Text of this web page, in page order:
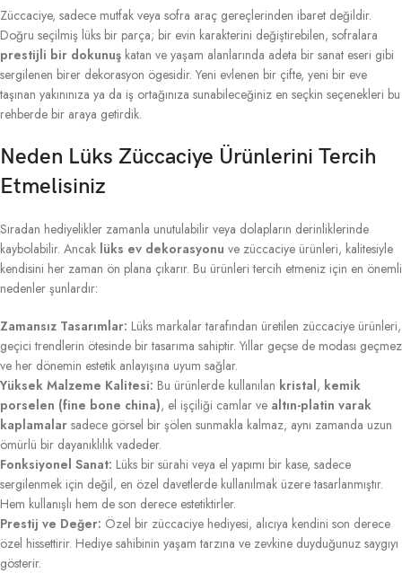
Züccaciye, sadece mutfak veya sofra araç gereçlerinden ibaret değildir.
Doğru seçilmiş lüks bir parça; bir evin karakterini değiştirebilen, sofralara
prestijli bir dokunuş katan ve yaşam alanlarında adeta bir sanat eseri gibi
sergilenen birer dekorasyon ögesidir. Yeni evlenen bir çifte, yeni bir eve
taşınan yakınınıza ya da iş ortağınıza sunabileceğiniz en seçkin seçenekleri bu
rehberde bir araya getirdik.
Neden Lüks Züccaciye Ürünlerini Tercih
Etmelisiniz
Sıradan hediyelikler zamanla unutulabilir veya dolapların derinliklerinde
kaybolabilir. Ancak lüks ev dekorasyonu ve züccaciye ürünleri, kalitesiyle
kendisini her zaman ön plana çıkarır. Bu ürünleri tercih etmeniz için en önemli
nedenler şunlardır:
Zamansız Tasarımlar: Lüks markalar tarafından üretilen züccaciye ürünleri,
geçici trendlerin ötesinde bir tasarıma sahiptir. Yıllar geçse de modası geçmez
ve her dönemin estetik anlayışına uyum sağlar.
Yüksek Malzeme Kalitesi: Bu ürünlerde kullanılan kristal, kemik
porselen (fine bone china), el işçiliği camlar ve altın-platin varak
kaplamalar sadece görsel bir şölen sunmakla kalmaz, aynı zamanda uzun
ömürlü bir dayanıklılık vadeder.
Fonksiyonel Sanat: Lüks bir sürahi veya el yapımı bir kase, sadece
sergilenmek için değil, en özel davetlerde kullanılmak üzere tasarlanmıştır.
Hem kullanışlı hem de son derece estetiktirler.
Prestij ve Değer: Özel bir züccaciye hediyesi, alıcıya kendini son derece
özel hissettirir. Hediye sahibinin yaşam tarzına ve zevkine duyduğunuz saygıyı
gösterir.